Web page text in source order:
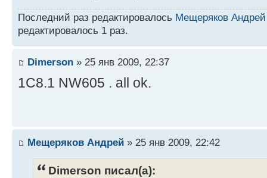
Последний раз редактировалось Мещеряков Андрей
редактировалось 1 раз.
Dimerson » 25 янв 2009, 22:37
1C8.1 NW605 . all ok.
Мещеряков Андрей » 25 янв 2009, 22:42
Dimerson писал(а):